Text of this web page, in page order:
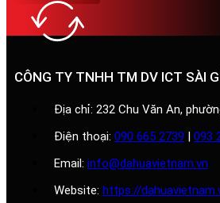
CÔNG TY TNHH TM DV ICT SÀI
Địa chỉ: 232 Chu Văn An,
Điện thoại: 090 665 2739 | 093
Email: info@dahuavietnam.vn
Website: https://